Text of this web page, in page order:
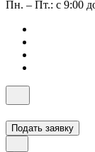
Пн. – Пт.: с 9:00
Подать заявку